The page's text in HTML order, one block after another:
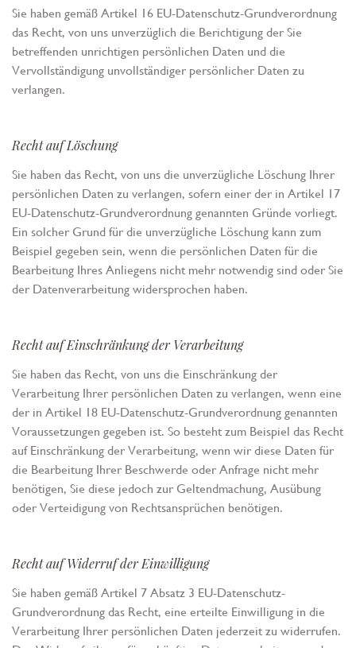
Sie haben gemäß Artikel 16 EU-Datenschutz-Grundverordnung
das Recht, von uns unverzüglich die Berichtigung der Sie
betreffenden unrichtigen persönlichen Daten und die
Vervollständigung unvollständiger persönlicher Daten zu
verlangen.
Recht auf Löschung
Sie haben das Recht, von uns die unverzügliche Löschung Ihrer
persönlichen Daten zu verlangen, sofern einer der in Artikel 17
EU-Datenschutz-Grundverordnung genannten Gründe vorliegt.
Ein solcher Grund für die unverzügliche Löschung kann zum
Beispiel gegeben sein, wenn die persönlichen Daten für die
Bearbeitung Ihres Anliegens nicht mehr notwendig sind oder Sie
der Datenverarbeitung widersprochen haben.
Recht auf Einschränkung der Verarbeitung
Sie haben das Recht, von uns die Einschränkung der
Verarbeitung Ihrer persönlichen Daten zu verlangen, wenn eine
der in Artikel 18 EU-Datenschutz-Grundverordnung genannten
Voraussetzungen gegeben ist. So besteht zum Beispiel das Recht
auf Einschränkung der Verarbeitung, wenn wir diese Daten für
die Bearbeitung Ihrer Beschwerde oder Anfrage nicht mehr
benötigen, Sie diese jedoch zur Geltendmachung, Ausübung
oder Verteidigung von Rechtsansprüchen benötigen.
Recht auf Widerruf der Einwilligung
Sie haben gemäß Artikel 7 Absatz 3 EU-Datenschutz-
Grundverordnung das Recht, eine erteilte Einwilligung in die
Verarbeitung Ihrer persönlichen Daten jederzeit zu widerrufen.